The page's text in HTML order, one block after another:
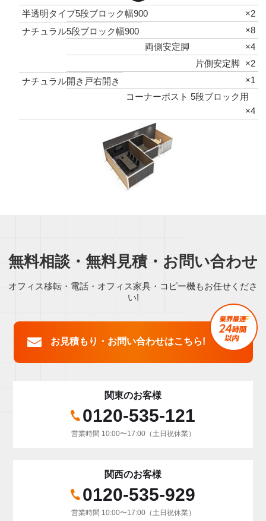
半透明タイプ5段ブロック幅900
×2
ナチュラル5段ブロック幅900
×8
両側安定脚
×4
片側安定脚
×2
ナチュラル開き戸右開き
×1
コーナーポスト 5段ブロック用
×4
無料相談・無料見積・お問い合わせ
オフィス移転・電話・オフィス家具・コピー機もお任せくださ
い!
お見積もり・お問い合わせはこちら!
関東のお客様
0120-535-121
営業時間 10:00〜17:00（土日祝休業）
関西のお客様
0120-535-929
営業時間 10:00〜17:00（土日祝休業）